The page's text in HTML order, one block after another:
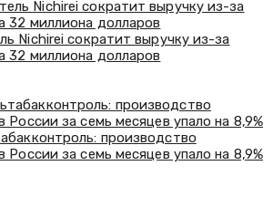
Nichirei сократит выручку из-за
32 миллиона долларов
производство
России за семь месяцев упало на 8,9%